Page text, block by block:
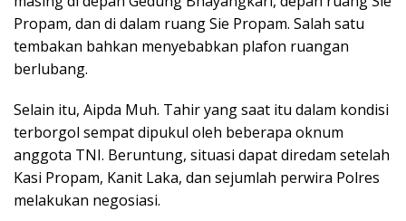
Propam, dan di dalam ruang Sie Propam. Salah satu
tembakan bahkan menyebabkan plafon ruangan
berlubang.
‎Selain itu, Aipda Muh. Tahir yang saat itu dalam kondisi
terborgol sempat dipukul oleh beberapa oknum
anggota TNI. Beruntung, situasi dapat diredam setelah
Kasi Propam, Kanit Laka, dan sejumlah perwira Polres
melakukan negosiasi.